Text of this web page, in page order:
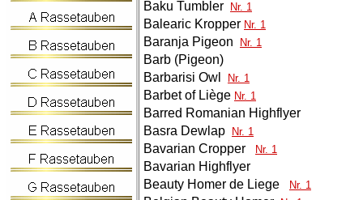
Baku Tumbler
Nr. 1
Balearic Kropper Nr. 1
Baranja Pigeon Nr. 1
Barb (Pigeon)
Barbarisi Owl
Nr. 1
Barbet of Liège Nr. 1
Barred Romanian Highflyer
Basra Dewlap
Nr. 1
Bavarian Cropper Nr. 1
Bavarian Highflyer
Beauty Homer de Liege
Nr. 1